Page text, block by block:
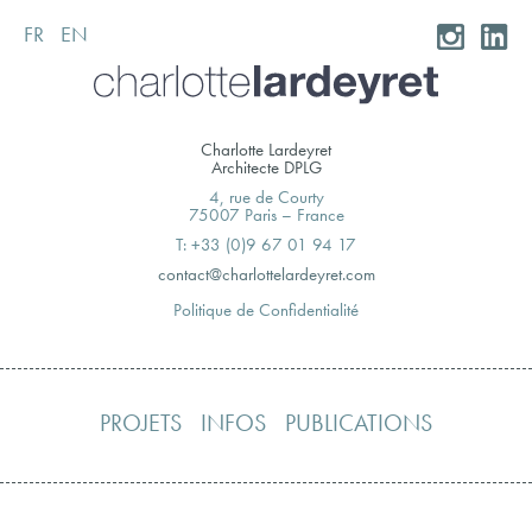
Skip
to
FR EN
Charlotte Lardeyret
Architecte DPLG
4, rue de Courty
75007 Paris – France
T: +33 (0)9 67 01 94 17
moc.teryedralettolrahc@tcatnoc
Politique de Confidentialité
PROJETS INFOS PUBLICATIONS